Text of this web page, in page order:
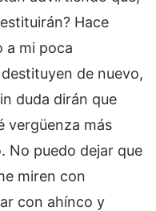
Hace
a mi poca
de nuevo,
duda dirán que
vergüenza más
No puedo dejar que
miren con
con ahínco y